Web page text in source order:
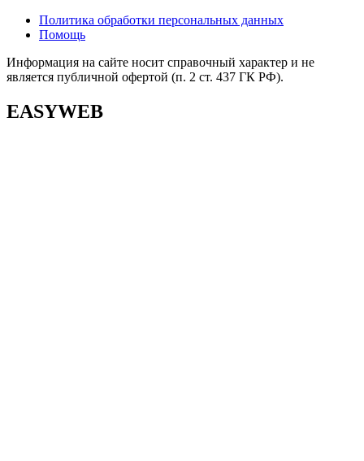
Политика обработки персональных данных
Помощь
Информация на сайте носит справочный характер и не
является публичной офертой (п. 2 ст. 437 ГК РФ).
EASYWEB